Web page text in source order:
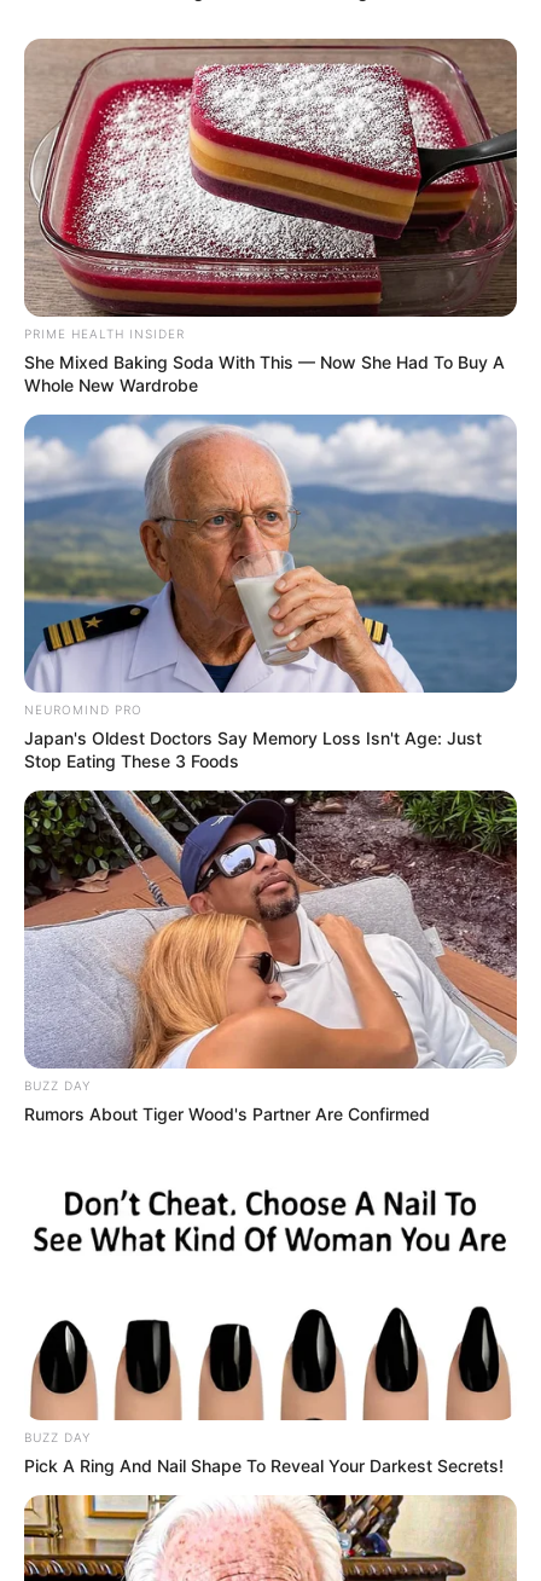
PRIME HEALTH INSIDER
She Mixed Baking Soda With This — Now She Had To Buy A
Whole New Wardrobe
NEUROMIND PRO
Japan's Oldest Doctors Say Memory Loss Isn't Age: Just
Stop Eating These 3 Foods
BUZZ DAY
Rumors About Tiger Wood's Partner Are Confirmed
BUZZ DAY
Pick A Ring And Nail Shape To Reveal Your Darkest Secrets!